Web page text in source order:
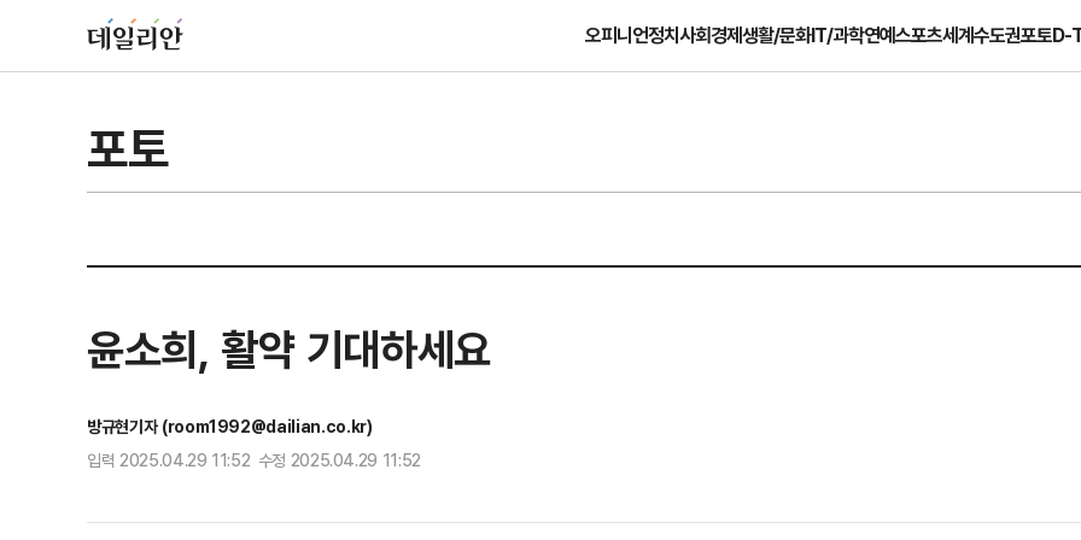
오피니언정치사회경제생활/문화IT/과학연예스포츠세계수도권포토D-
포토
윤소희, 활약 기대하세요
방규현기자 (room1992@dailian.co.kr)
입력 2025.04.29 11:52 수정 2025.04.29 11:52